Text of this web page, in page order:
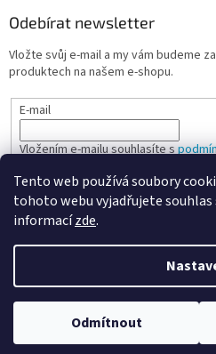
Tento web používá soubory
tohoto webu vyjadřujete souhlas
informacízde.
Odmítnout
Odebírat newsletter
Vložte svůj e-mail a my vám budeme
produktech na našem e-shopu.
E-mail
Vložením e-mailu souhlasíte s
PŘIHLÁSIT SE
Vytvořil
Copyright 2026Spokojená